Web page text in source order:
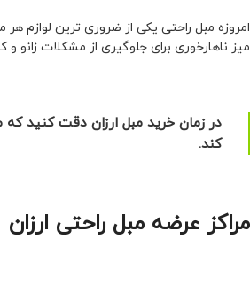
امروزه مبل راحتی یکی از ضروری ترین لوازم
میز ناهارخوری برای جلوگیری از مشکلات زانو
در زمان خرید مبل ارزان دقت کنید که
کند.
مراکز عرضه مبل راحتی ارزان